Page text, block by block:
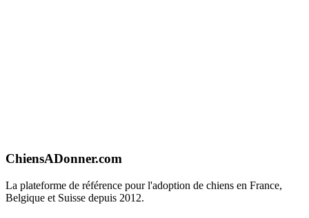
ChiensADonner.com
La plateforme de référence pour l'adoption de chiens en France,
Belgique et Suisse depuis 2012.